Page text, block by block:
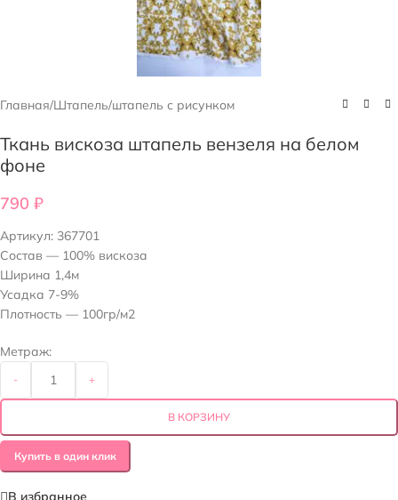
Главная/Штапель/штапель с рисунком
Ткань вискоза штапель вензеля на белом
фоне
790 ₽
Артикул: 367701
Состав — 100% вискоза
Ширина 1,4м
Усадка 7-9%
Плотность — 100гр/м2
Метраж:
- +
В КОРЗИНУ
Купить в один клик